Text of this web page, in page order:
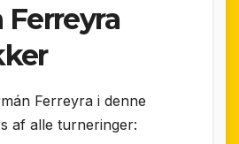
Ferreyra
Ferreyra i denne
af alle turneringer: